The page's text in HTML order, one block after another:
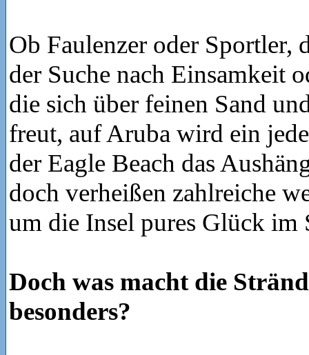
Ob Faulenzer oder Sportler,
der Suche nach Einsamkeit
die sich über feinen Sand
freut, auf Aruba wird ein
der Eagle Beach das
doch verheißen zahlreiche
um die Insel pures Glück im
Doch was macht die
besonders?